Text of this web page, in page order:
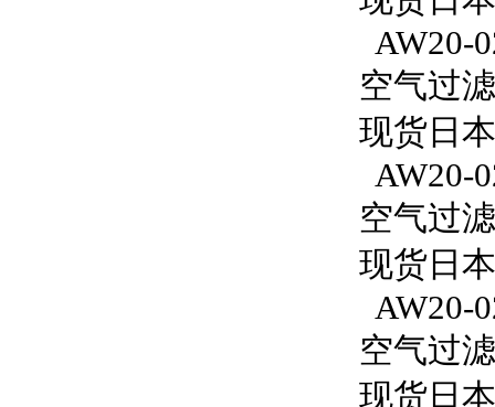
AW20-
空气过
现货日
AW20-
空气过
现货日
AW20-
空气过
现货日